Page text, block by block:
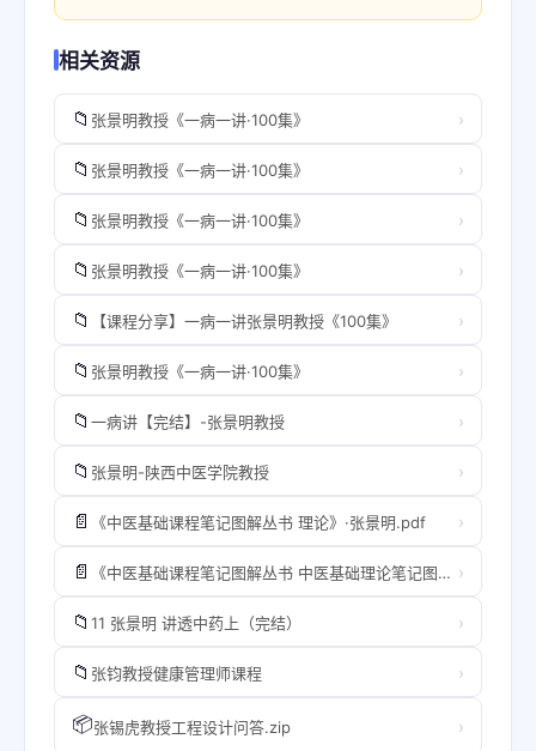
相关资源
📁 张景明教授《一病一讲·100集》 ›
📁 张景明教授《一病一讲·100集》 ›
📁 张景明教授《一病一讲·100集》 ›
📁 张景明教授《一病一讲·100集》 ›
📁 【课程分享】一病一讲张景明教授《100集》 ›
📁 张景明教授《一病一讲·100集》 ›
📁 一病讲【完结】-张景明教授 ›
📁 张景明-陕西中医学院教授 ›
📄 《中医基础课程笔记图解丛书 理论》·张景明.pdf ›
📄 《中医基础课程笔记图解丛书 中医基础理论笔记图解》·张景明.pdf ›
📁 11 张景明 讲透中药上（完结） ›
📁 张钧教授健康管理师课程 ›
📦张锡虎教授工程设计问答.zip ›